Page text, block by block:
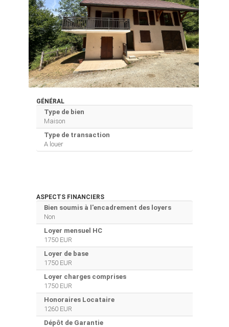
GÉNÉRAL
Type de bien
Maison
Type de transaction
A louer
ASPECTS FINANCIERS
Bien soumis à l'encadrement des loyers
Non
Loyer mensuel HC
1750 EUR
Loyer de base
1750 EUR
Loyer charges comprises
1750 EUR
Honoraires Locataire
1260 EUR
Dépôt de Garantie